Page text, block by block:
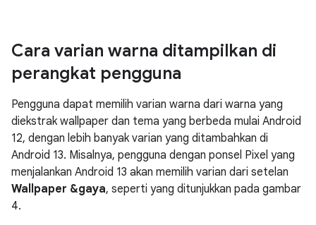
Cara varian warna ditampilkan di
perangkat pengguna
Pengguna dapat memilih varian warna dari warna yang
diekstrak wallpaper dan tema yang berbeda mulai Android
12, dengan lebih banyak varian yang ditambahkan di
Android 13. Misalnya, pengguna dengan ponsel Pixel yang
menjalankan Android 13 akan memilih varian dari setelan
Wallpaper &gaya, seperti yang ditunjukkan pada gambar
4.